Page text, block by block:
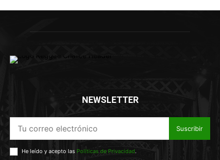
NEWSLETTER
Suscribir
He leído y acepto las Políticas de Privacidad.